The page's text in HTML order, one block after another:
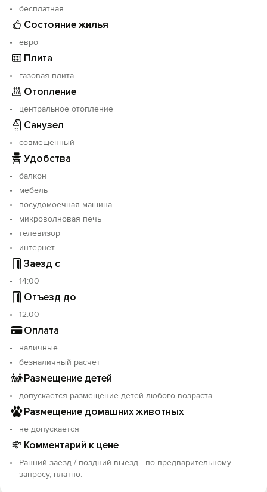
бесплатная
Состояние жилья
евро
Плита
газовая плита
Отопление
центральное отопление
Санузел
совмещенный
Удобства
балкон
мебель
посудомоечная машина
микроволновая печь
телевизор
интернет
Заезд с
14:00
Отъезд до
12:00
Оплата
наличные
безналичный расчет
Размещение детей
допускается размещение детей любого возраста
Размещение домашних животных
не допускается
Комментарий к цене
Ранний заезд / поздний выезд - по предварительному
запросу, платно.